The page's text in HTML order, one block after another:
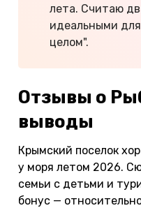
лета. Считаю
идеальными
целом".
Отзывы о
выводы
Крымский поселок
у моря летом 2026.
семьи с детьми и
бонус —